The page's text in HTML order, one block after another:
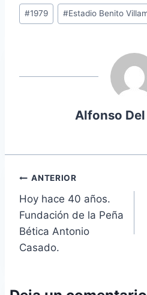
Etiquetas
de
#1979 #Estadio Benito
Alfonso
Navegación
de
entradas
ANTERIOR
Hoy hace 40 años.
Fundación de la Peña
Bética Antonio
Casado.